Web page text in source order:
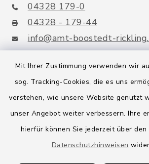
Mit Ihrer Zustimmung verwenden wir
sog. Tracking-Cookies, die es uns
verstehen, wie unsere Website genutzt
unser Angebot weiter verbessern. Ihre
hierfür können Sie jederzeit über den
Datenschutzhinweisen
04328 179-0
04328 - 179-44
info@amt-boostedt-
Quicklinks
Amt Boostedt-Rickling
Amtsbroschüre